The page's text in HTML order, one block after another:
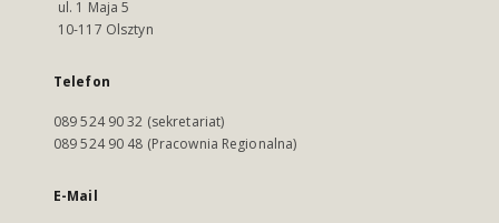
ul. 1 Maja 5
10-117 Olsztyn
Telefon
089 524 90 32 (sekretariat)
089 524 90 48 (Pracownia Regionalna)
E-Mail